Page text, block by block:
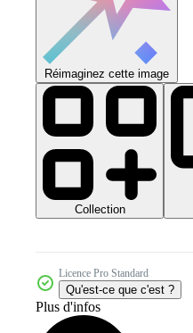
Réimaginez cette image
Collection
Licence Pro Standard
Qu'est-ce que c'est ?
Plus d'infos